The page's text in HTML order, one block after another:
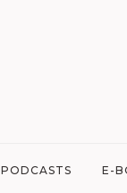
PODCASTS E-